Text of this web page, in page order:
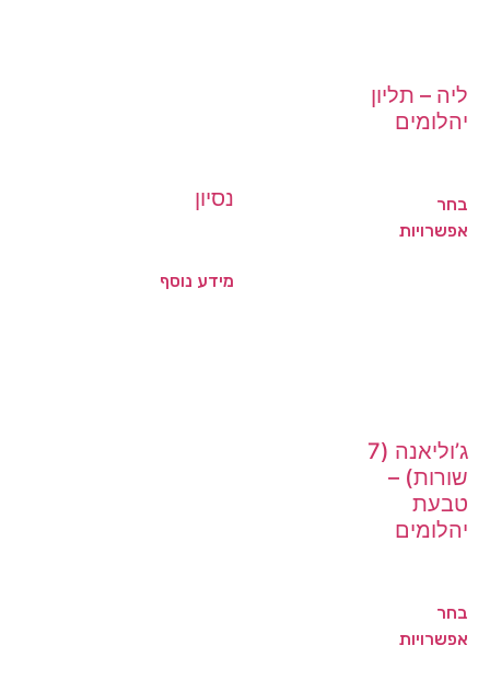
ליה – תליון
יהלומים
בחר
אפשרויות
נסיון
מידע נוסף
ג’וליאנה (7
שורות) –
טבעת
יהלומים
בחר
אפשרויות